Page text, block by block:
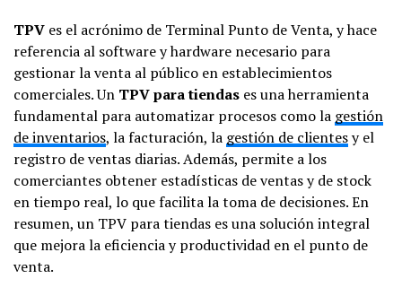
TPV es el acrónimo de Terminal Punto de Venta, y hace
referencia al software y hardware necesario para
gestionar la venta al público en establecimientos
comerciales. Un TPV para tiendas es una herramienta
fundamental para automatizar procesos como la gestión
de inventarios, la facturación, la gestión de clientesy el
registro de ventas diarias. Además, permite a los
comerciantes obtener estadísticas de ventas y de stock
en tiempo real, lo que facilita la toma de decisiones. En
resumen, un TPV para tiendas es una solución integral
que mejora la eficiencia y productividad en el punto de
venta.